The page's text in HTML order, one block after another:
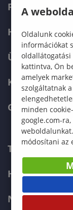
ÜZLETI
KARRIER
GREEN
NEPTUN
A
Oldalunk
információkat
kattintva, Ön
amelyek
szolgáltatnak
minden
google.com-
módosítani az